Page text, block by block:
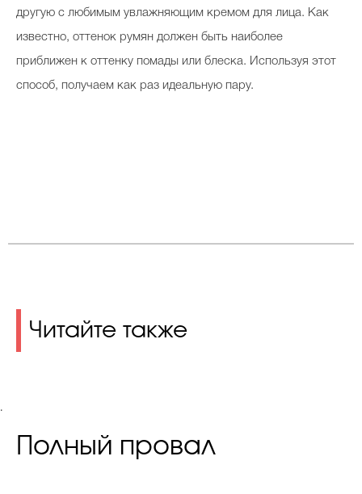
другую с любимым увлажняющим кремом для лица. Как
известно, оттенок румян должен быть наиболее
приближен к оттенку помады или блеска. Используя этот
способ, получаем как раз идеальную пару.
Читайте также
.
Полный провал